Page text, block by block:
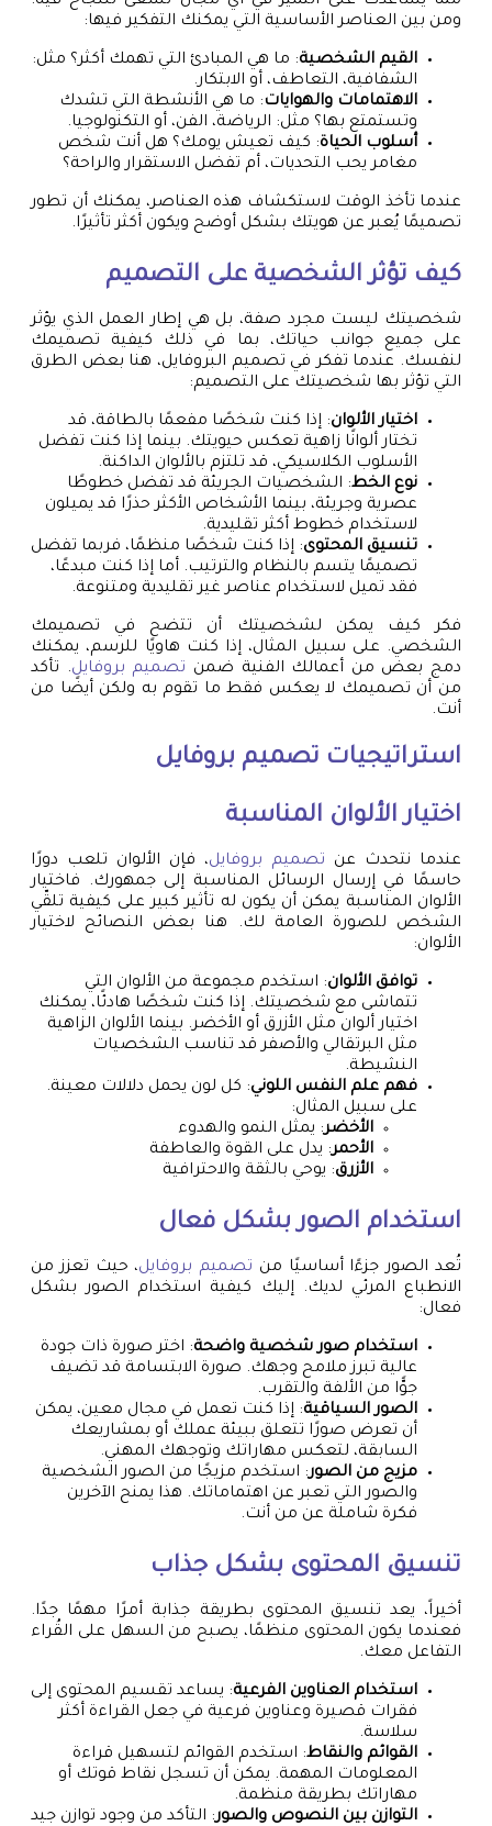
ومن بين العناصر الأساسية التي يمكنك التفكير فيها:
القيم الشخصية: ما هي المبادئ التي تهمك أكثر؟ مثل:
الشفافية، التعاطف، أو الابتكار.
الاهتمامات والهوايات: ما هي الأنشطة التي تشدك
وتستمتع بها؟ مثل: الرياضة، الفن، أو التكنولوجيا.
أسلوب الحياة: كيف تعيش يومك؟ هل أنت شخص
مغامر يحب التحديات، أم تفضل الاستقرار والراحة؟
عندما تأخذ الوقت لاستكشاف هذه العناصر، يمكنك أن تطور
تصميمًا يُعبر عن هويتك بشكل أوضح ويكون أكثر تأثيرًا.
كيف تؤثر الشخصية على التصميم
شخصيتك ليست مجرد صفة، بل هي إطار العمل الذي يؤثر
على جميع جوانب حياتك، بما في ذلك كيفية تصميمك
لنفسك. عندما تفكر في تصميم البروفايل، هنا بعض الطرق
التي تؤثر بها شخصيتك على التصميم:
اختيار الألوان: إذا كنت شخصًا مفعمًا بالطاقة، قد
تختار ألوانًا زاهية تعكس حيويتك. بينما إذا كنت تفضل
الأسلوب الكلاسيكي، قد تلتزم بالألوان الداكنة.
نوع الخط: الشخصيات الجريئة قد تفضل خطوطًا
عصرية وجريئة، بينما الأشخاص الأكثر حذرًا قد يميلون
لاستخدام خطوط أكثر تقليدية.
تنسيق المحتوى: إذا كنت شخصًا منظمًا، فربما تفضل
تصميمًا يتسم بالنظام والترتيب. أما إذا كنت مبدعًا،
فقد تميل لاستخدام عناصر غير تقليدية ومتنوعة.
فكر كيف يمكن لشخصيتك أن تتضح في تصميمك
الشخصي. على سبيل المثال، إذا كنت هاويًا للرسم، يمكنك
دمج بعض من أعمالك الفنية ضمن تصميم بروفايل. تأكد
من أن تصميمك لا يعكس فقط ما تقوم به ولكن أيضًا من
أنت.
استراتيجيات تصميم بروفايل
اختيار الألوان المناسبة
عندما نتحدث عن تصميم بروفايل، فإن الألوان تلعب دورًا
حاسمًا في إرسال الرسائل المناسبة إلى جمهورك. فاختيار
الألوان المناسبة يمكن أن يكون له تأثير كبير على كيفية تلقّي
الشخص للصورة العامة لك. هنا بعض النصائح لاختيار
الألوان:
توافق الألوان: استخدم مجموعة من الألوان التي
تتماشى مع شخصيتك. إذا كنت شخصًا هادئًا، يمكنك
اختيار ألوان مثل الأزرق أو الأخضر. بينما الألوان الزاهية
مثل البرتقالي والأصفر قد تناسب الشخصيات
النشيطة.
فهم علم النفس اللوني: كل لون يحمل دلالات معينة.
على سبيل المثال:
الأخضر: يمثل النمو والهدوء
الأحمر: يدل على القوة والعاطفة
الأزرق: يوحي بالثقة والاحترافية
استخدام الصور بشكل فعال
تُعد الصور جزءًا أساسيًا من تصميم بروفايل، حيث تعزز من
الانطباع المرئي لديك. إليك كيفية استخدام الصور بشكل
فعال:
استخدام صور شخصية واضحة: اختر صورة ذات جودة
عالية تبرز ملامح وجهك. صورة الابتسامة قد تضيف
جوًّا من الألفة والتقرب.
الصور السياقية: إذا كنت تعمل في مجال معين، يمكن
أن تعرض صورًا تتعلق ببيئة عملك أو بمشاريعك
السابقة، لتعكس مهاراتك وتوجهك المهني.
مزيج من الصور: استخدم مزيجًا من الصور الشخصية
والصور التي تعبر عن اهتماماتك. هذا يمنح الآخرين
فكرة شاملة عن من أنت.
تنسيق المحتوى بشكل جذاب
أخيراً، يعد تنسيق المحتوى بطريقة جذابة أمرًا مهمًا جدًا.
فعندما يكون المحتوى منظمًا، يصبح من السهل على القُراء
التفاعل معك.
استخدام العناوين الفرعية: يساعد تقسيم المحتوى إلى
فقرات قصيرة وعناوين فرعية في جعل القراءة أكثر
سلاسة.
القوائم والنقاط: استخدم القوائم لتسهيل قراءة
المعلومات المهمة. يمكن أن تسجل نقاط قوتك أو
مهاراتك بطريقة منظمة.
التوازن بين النصوص والصور: التأكد من وجود توازن جيد